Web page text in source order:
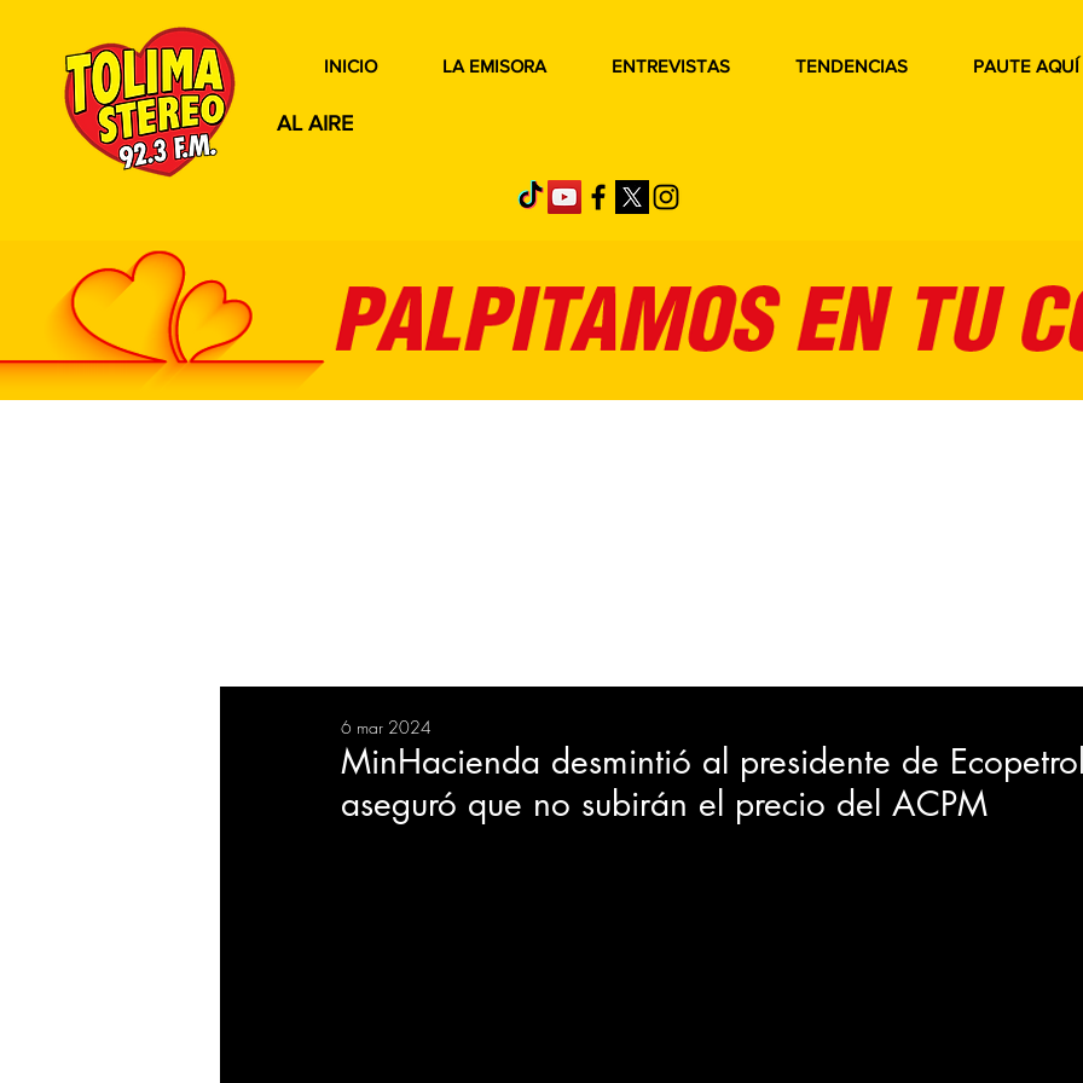
AL AIRE
INICIO LA EMISORA ENTREVISTAS TENDENCIAS PAUTE AQUÍ
BIENESTAR EVENTOS
TECNOLOGIA INTERNACIONAL
MinHacienda desmintió al presidente de
aseguró que no subirán el precio del ACPM
6 mar 2024